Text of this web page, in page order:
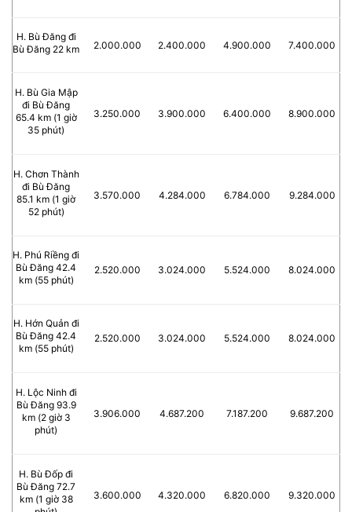
H. Bù Đăng đi
Bù Đăng 22 km
2.000.000 2.400.000 4.900.000 7.400.000
H. Bù Gia Mập
đi Bù Đăng
65.4 km (1 giờ
35 phút)
3.250.000 3.900.000 6.400.000 8.900.000
H. Chơn Thành
đi Bù Đăng
85.1 km (1 giờ
52 phút)
3.570.000 4.284.000 6.784.000 9.284.000
H. Phú Riềng đi
Bù Đăng 42.4
km (55 phút)
2.520.000 3.024.000 5.524.000 8.024.000
H. Hớn Quản đi
Bù Đăng 42.4
km (55 phút)
2.520.000 3.024.000 5.524.000 8.024.000
H. Lộc Ninh đi
Bù Đăng 93.9
km (2 giờ 3
phút)
3.906.000 4.687.200 7.187.200 9.687.200
H. Bù Đốp đi
Bù Đăng 72.7
km (1 giờ 38
3.600.000 4.320.000 6.820.000 9.320.000